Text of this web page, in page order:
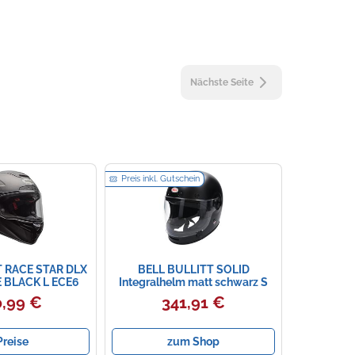
Nächste Seite
RACE STAR DLX
BLACK L ECE6
€
Preis inkl. Gutschein
BELL BULLITT SOLID
Integralhelm matt schwarz S
341,91 €
zum Shop